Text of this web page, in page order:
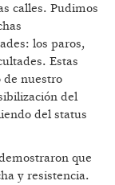
calles. Pudimos
los paros,
Estas
de nuestro
del
del status
que
y resistencia.